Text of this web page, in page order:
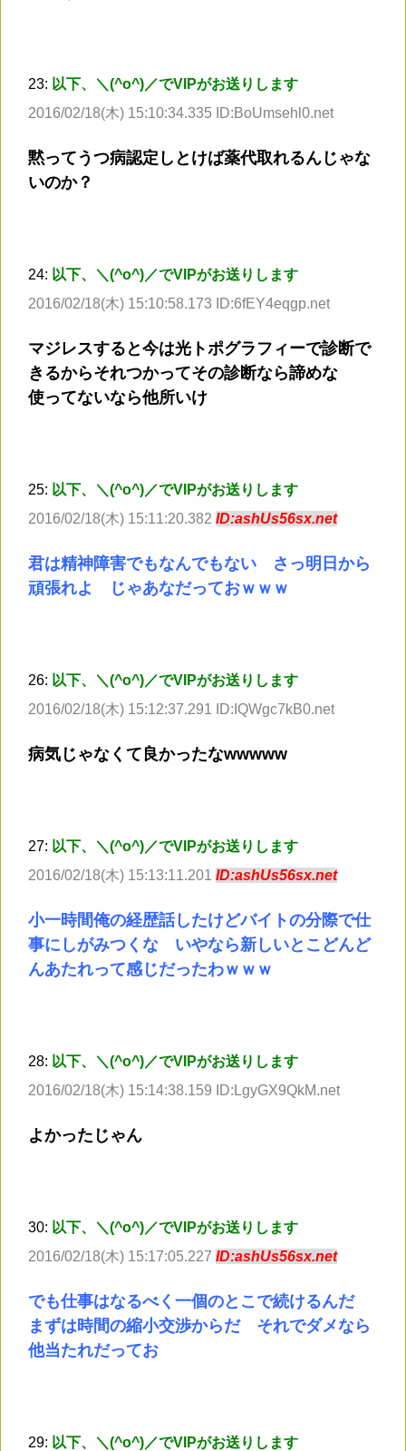
23: 以下、＼(^o^)／でVIPがお送りします
2016/02/18(木) 15:10:34.335 ID:BoUmsehl0.net
黙ってうつ病認定しとけば薬代取れるんじゃな
いのか？
24: 以下、＼(^o^)／でVIPがお送りします
2016/02/18(木) 15:10:58.173 ID:6fEY4eqgp.net
マジレスすると今は光トポグラフィーで診断で
きるからそれつかってその診断なら諦めな
使ってないなら他所いけ
25: 以下、＼(^o^)／でVIPがお送りします
2016/02/18(木) 15:11:20.382 ID:ashUs56sx.net
君は精神障害でもなんでもない さっ明日から
頑張れよ じゃあなだっておｗｗｗ
26: 以下、＼(^o^)／でVIPがお送りします
2016/02/18(木) 15:12:37.291 ID:IQWgc7kB0.net
病気じゃなくて良かったなwwwww
27: 以下、＼(^o^)／でVIPがお送りします
2016/02/18(木) 15:13:11.201 ID:ashUs56sx.net
小一時間俺の経歴話したけどバイトの分際で仕
事にしがみつくな いやなら新しいとこどんど
んあたれって感じだったわｗｗｗ
28: 以下、＼(^o^)／でVIPがお送りします
2016/02/18(木) 15:14:38.159 ID:LgyGX9QkM.net
よかったじゃん
30: 以下、＼(^o^)／でVIPがお送りします
2016/02/18(木) 15:17:05.227 ID:ashUs56sx.net
でも仕事はなるべく一個のとこで続けるんだ
まずは時間の縮小交渉からだ それでダメなら
他当たれだってお
29: 以下、＼(^o^)／でVIPがお送りします